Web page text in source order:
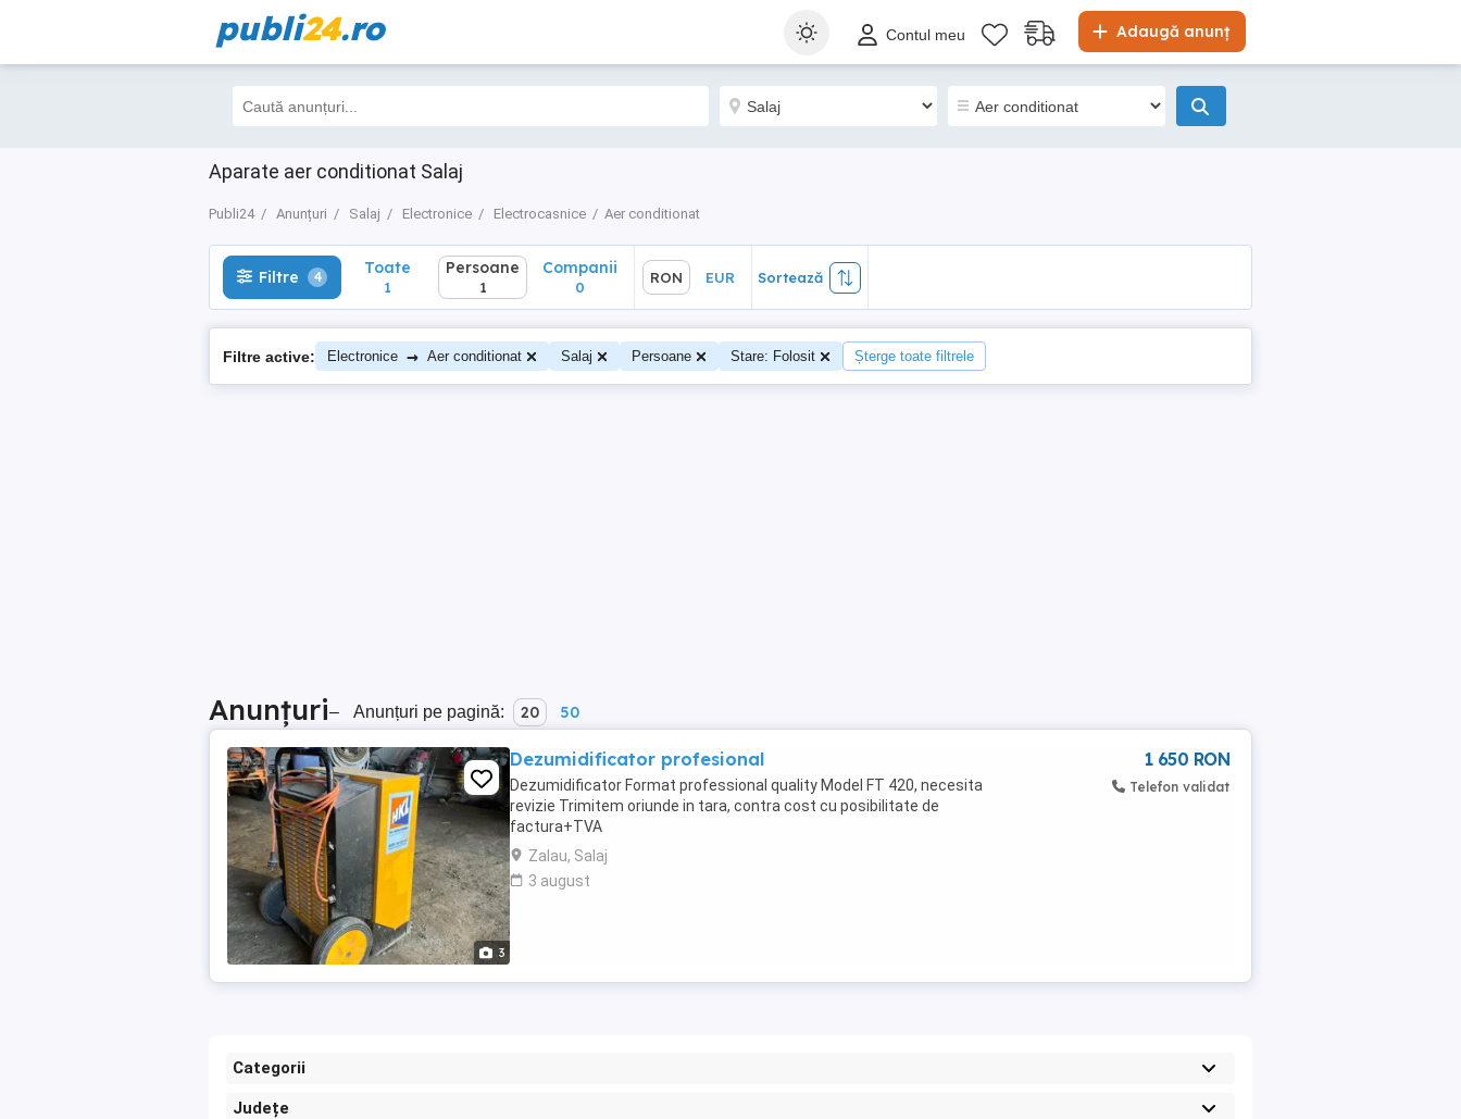
publi24.ro Adaugă anunț
Contul meu
Aparate aer conditionat Salaj
Publi24 Anunțuri Salaj Electronice Electrocasnice Aer conditionat
Filtre 4 Toate
1
Sortează
Filtre 4 Toate
1
Persoane
1
Companii
0
RON EUR Sortează
Filtre active: Electronice → Aer conditionat Salaj Persoane Stare: Folosit Șterge toate filtrele
Anunțuri– Anunțuri pe pagină: 20 50
3
Dezumidificator profesional
Dezumidificator Format professional quality Model FT 420, necesita
revizie Trimitem oriunde in tara, contra cost cu posibilitate de
factura+TVA
Zalau, Salaj
3 august
1 650 RON
Telefon validat
Categorii
Județe